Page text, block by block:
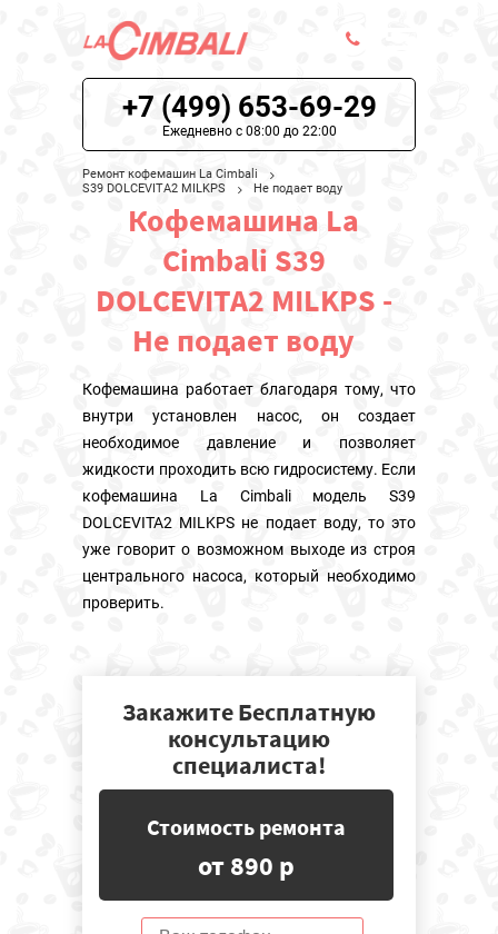
ЦЕНЫ НА РЕМОНТ
О СЕРВИСЕ
МОДЕЛИ LA CIMBALI
НАШИ КОНТАКТЫ
+7 (499) 653-69-29
Ежедневно с 08:00 до 22:00
Ремонт кофемашин La Cimbali
S39 DOLCEVITA2 MILKPS
Не подает воду
Кофемашина La
Cimbali S39
DOLCEVITA2 MILKPS -
Не подает воду
Кофемашина работает благодаря тому, что
внутри установлен насос, он создает
необходимое давление и позволяет
жидкости проходить всю гидросистему. Если
кофемашина La Cimbali модель S39
DOLCEVITA2 MILKPS не подает воду, то это
уже говорит о возможном выходе из строя
центрального насоса, который необходимо
проверить.
Закажите Бесплатную
консультацию
специалиста!
Стоимость ремонта
от 890 р